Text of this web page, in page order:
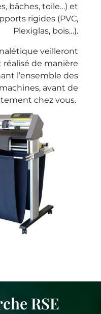
bâches, toile…) et
rigides (PVC,
Plexiglas, bois…).
veilleront
réalisé de manière
l’ensemble des
avant de
chez vous.
RSE